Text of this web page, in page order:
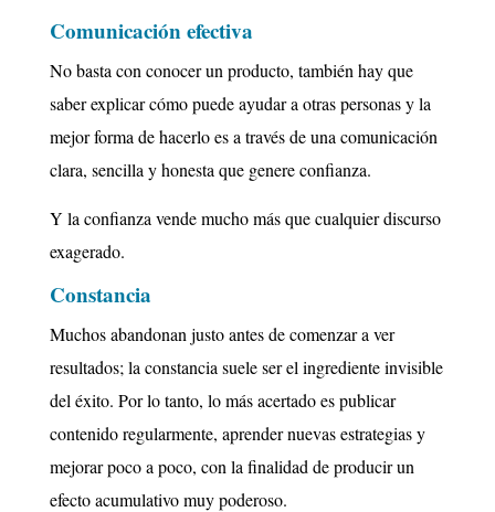
Comunicación efectiva
No basta con conocer un producto, también hay que
saber explicar cómo puede ayudar a otras personas y la
mejor forma de hacerlo es a través de una comunicación
clara, sencilla y honesta que genere confianza.
Y la confianza vende mucho más que cualquier discurso
exagerado.
Constancia
Muchos abandonan justo antes de comenzar a ver
resultados; la constancia suele ser el ingrediente invisible
del éxito. Por lo tanto, lo más acertado es publicar
contenido regularmente, aprender nuevas estrategias y
mejorar poco a poco, con la finalidad de producir un
efecto acumulativo muy poderoso.